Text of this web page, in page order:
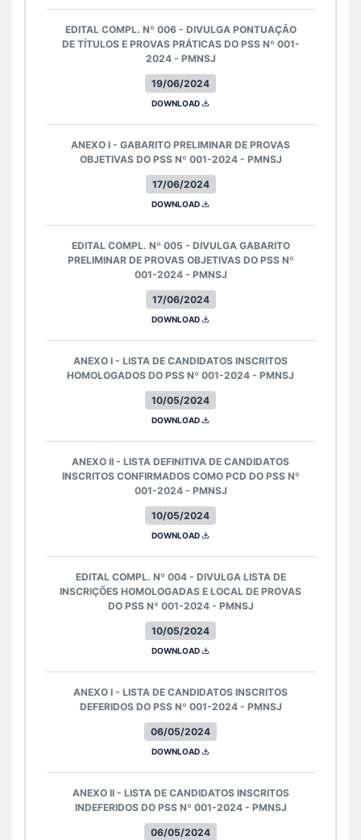
19/06/2024
EDITAL COMPL. Nº 006 - DIVULGA PONTUAÇÃO
DE TÍTULOS E PROVAS PRÁTICAS DO PSS Nº 001-
2024 - PMNSJ
DOWNLOAD
17/06/2024
ANEXO I - GABARITO PRELIMINAR DE PROVAS
OBJETIVAS DO PSS Nº 001-2024 - PMNSJ
DOWNLOAD
17/06/2024
EDITAL COMPL. Nº 005 - DIVULGA GABARITO
PRELIMINAR DE PROVAS OBJETIVAS DO PSS Nº
001-2024 - PMNSJ
DOWNLOAD
10/05/2024
ANEXO I - LISTA DE CANDIDATOS INSCRITOS
HOMOLOGADOS DO PSS Nº 001-2024 - PMNSJ
DOWNLOAD
10/05/2024
ANEXO II - LISTA DEFINITIVA DE CANDIDATOS
INSCRITOS CONFIRMADOS COMO PCD DO PSS Nº
001-2024 - PMNSJ
DOWNLOAD
10/05/2024
EDITAL COMPL. Nº 004 - DIVULGA LISTA DE
INSCRIÇÕES HOMOLOGADAS E LOCAL DE PROVAS
DO PSS Nº 001-2024 - PMNSJ
DOWNLOAD
06/05/2024
ANEXO I - LISTA DE CANDIDATOS INSCRITOS
DEFERIDOS DO PSS Nº 001-2024 - PMNSJ
DOWNLOAD
06/05/2024
ANEXO II - LISTA DE CANDIDATOS INSCRITOS
INDEFERIDOS DO PSS Nº 001-2024 - PMNSJ